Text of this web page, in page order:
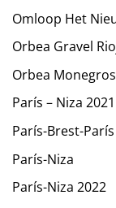
Omloop Het
Orbea Gravel
Orbea Monegros
París – Niza 2021
París-Brest-París
París-Niza
París-Niza 2022